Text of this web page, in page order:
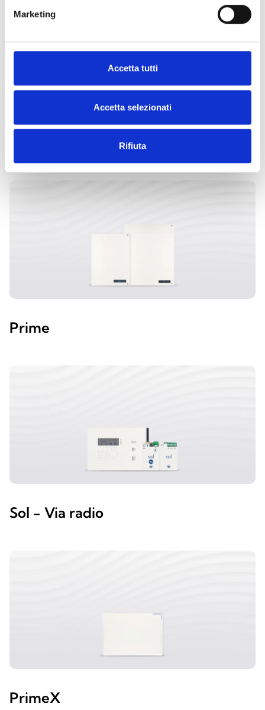
Marketing
Accetta tutti
Accetta selezionati
Rifiuta
TROVALO
ESPLORA LE ALTRE
CATEGORIE
Prime
Sol - Via radio
PrimeX